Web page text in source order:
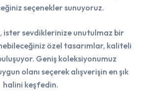
seçenekler sunuyoruz.
ister sevdiklerinize unutulmaz bir
özel tasarımlar, kaliteli
Geniş koleksiyonumuz
olanı seçerek alışverişin en şık
halini keşfedin.